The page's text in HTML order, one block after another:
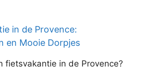
in de Provence:
en Mooie Dorpjes
fietsvakantie in de Provence?